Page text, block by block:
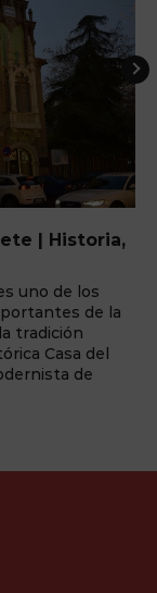
y
Este
que
romana
una
XIX y XX. El